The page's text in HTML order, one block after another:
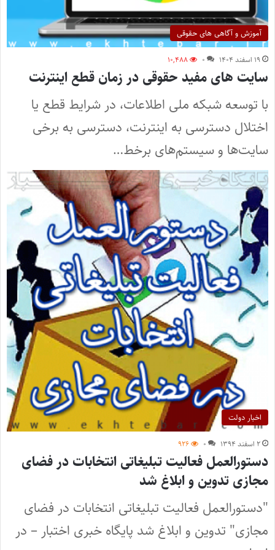
آموزش و آگاهی های حقوقی
۱۹ اسفند ۱۴۰۴ ۰ ۱۰,۴۸۸
سایت های مفید حقوقی در زمان قطع اینترنت
با توسعه شبکه ملی اطلاعات، در شرایط قطع یا
اختلال دسترسی به اینترنت، دسترسی به برخی
سایت‌ها و سیستم‌های برخط…
اخبار دولت
۲ اسفند ۱۳۹۴ ۰ ۹۲۶
دستورالعمل فعالیت تبلیغاتی انتخابات در فضای
مجازی تدوین و ابلاغ شد
"دستورالعمل فعالیت تبلیغاتی انتخابات در فضای
مجازی" تدوین و ابلاغ شد پایگاه خبری اختبار – در